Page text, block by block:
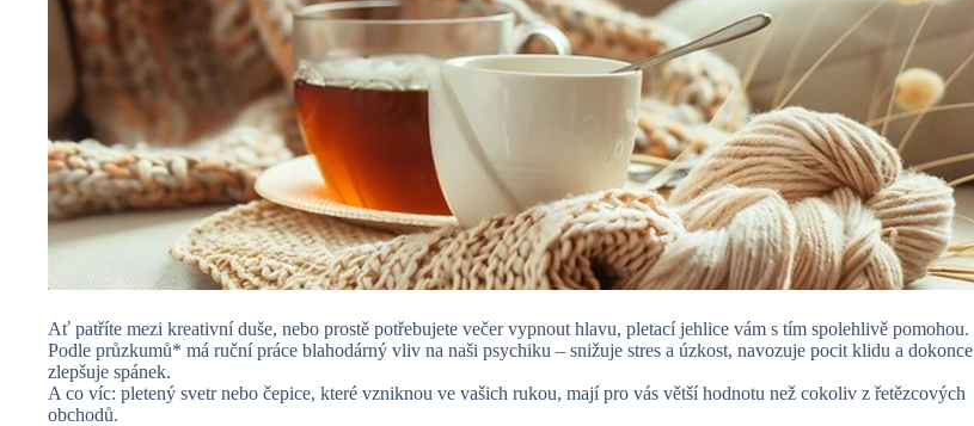
Ať patříte mezi kreativní duše, nebo prostě potřebujete večer vypnout hlavu, pletací jehlice vám s tím spolehlivě pomohou.
Podle průzkumů* má ruční práce blahodárný vliv na naši psychiku – snižuje stres a úzkost, navozuje pocit klidu a dokonce
zlepšuje spánek.
A co víc: pletený svetr nebo čepice, které vzniknou ve vašich rukou, mají pro vás větší hodnotu než cokoliv z řetězcových
obchodů.